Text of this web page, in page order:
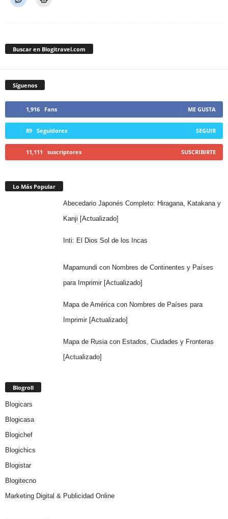
Buscar en Blogitravel.com
Síguenos
1,916 Fans ME GUSTA
89 Seguidores SEGUIR
11,111 suscriptores SUSCRIBIRTE
Lo Más Popular
Abecedario Japonés Completo: Hiragana, Katakana y
Kanji [Actualizado]
Inti: El Dios Sol de los Incas
Mapamundi con Nombres de Continentes y Países
para Imprimir [Actualizado]
Mapa de América con Nombres de Países para
Imprimir [Actualizado]
Mapa de Rusia con Estados, Ciudades y Fronteras
[Actualizado]
Blogroll
Blogicars
Blogicasa
Blogichef
Blogichics
Blogistar
Blogitecno
Marketing Digital & Publicidad Online